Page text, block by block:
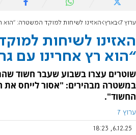
ערוץ 7 בארץ האזינו לשיחות למוקד המשטרה: “הוא
האזינו לשיחות
“הוא רץ אחרינו עם
שוטרים עצרו בשבוע שעבר חשוד
במשטרה מבהירים: "אסור לייחס את
החשוד".
ערוץ 7
6.12.25, 18:23